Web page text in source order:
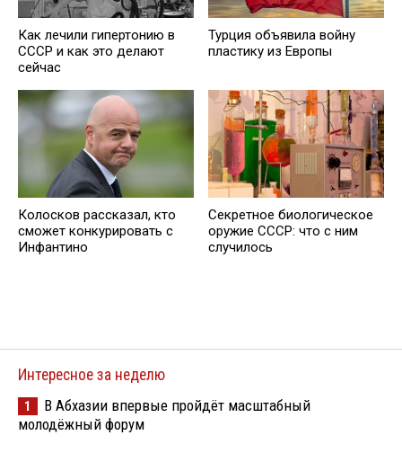
Как лечили гипертонию в
СССР и как это делают
сейчас
Турция объявила войну
пластику из Европы
Колосков рассказал, кто
сможет конкурировать с
Инфантино
Секретное биологическое
оружие СССР: что с ним
случилось
Интересное за неделю
1
В Абхазии впервые пройдёт масштабный
молодёжный форум